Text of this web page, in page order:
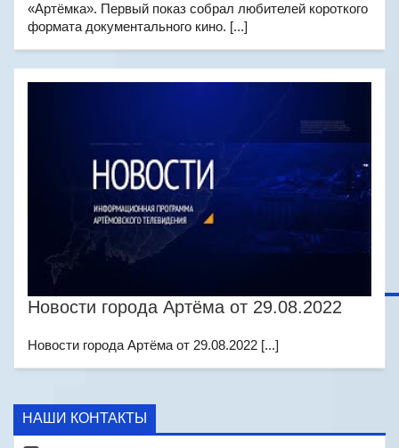
«Артёмка». Первый показ собрал любителей короткого
формата документального кино. [...]
Новости города Артёма от 29.08.2022
Новости города Артёма от 29.08.2022 [...]
НАШИ КОНТАКТЫ